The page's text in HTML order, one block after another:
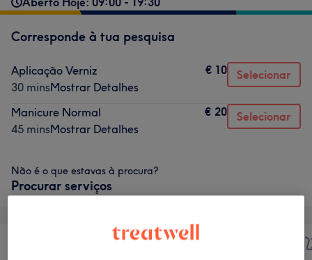
Corresponde à tua pesquisa
Aplicação Verniz
30 minsMostrar Detalhes
€ 10 Selecionar
Manicure Normal
45 minsMostrar Detalhes
€ 20 Selecionar
Não é o que estavas à procura?
Procurar serviços